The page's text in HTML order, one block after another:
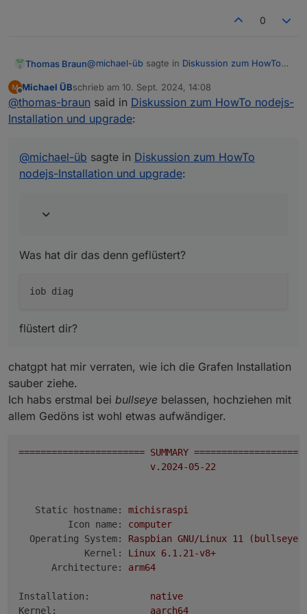
0
Thomas Braun@michael-üb sagte in Diskussion zum HowTo
chatgpt
Offline
Michael ÜBschrieb am 10. Sept. 2024, 14:08
zuletzt editiert von
@thomas-braun said in Diskussion zum HowTo nodejs-
Installation und upgrade:
@michael-üb sagte in Diskussion zum HowTo
nodejs-Installation und upgrade:
Was hat dir das denn geflüstert?
flüstert dir?
chatgpt hat mir verraten, wie ich die Grafen Installation
sauber ziehe.
Ich habs erstmal bei bullseye belassen, hochziehen mit
allem Gedöns ist wohl etwas aufwändiger.
======================= SUMMARY
v.2024-05-22
Static hostname:
michisraspi
Icon name:
computer
Operating System:
Raspbian GNU/Linux 11
(bullseye)
Kernel:
Linux 6.1.21-v8+
Architecture:
arm64
Installation:
native
Kernel:
aarch64